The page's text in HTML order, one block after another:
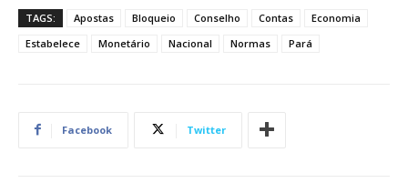
TAGS: Apostas Bloqueio Conselho Contas
Economia
Estabelece
Monetário Nacional Normas Pará
Facebook Twitter